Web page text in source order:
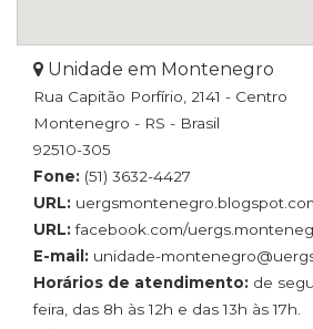
Unidade em Montenegro
Rua Capitão Porfírio, 2141 - Centro
Montenegro - RS - Brasil
92510-305
Fone: (51) 3632-4427
URL:
URL: facebook.com/
E-mail: unidade-
Horários de atendimento: de
feira, das 8h às 12h e das 13h às 17h.